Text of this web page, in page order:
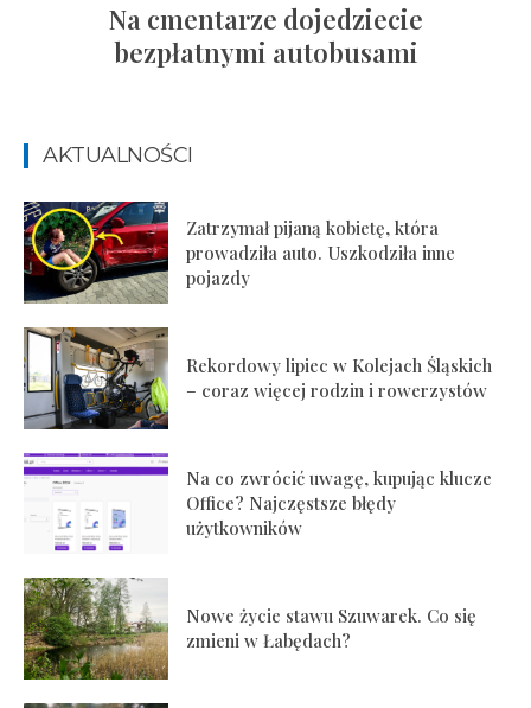
Na cmentarze dojedziecie
bezpłatnymi autobusami
AKTUALNOŚCI
Zatrzymał pijaną kobietę, która
prowadziła auto. Uszkodziła inne
pojazdy
Rekordowy lipiec w Kolejach Śląskich
– coraz więcej rodzin i rowerzystów
Na co zwrócić uwagę, kupując klucze
Office? Najczęstsze błędy
użytkowników
Nowe życie stawu Szuwarek. Co się
zmieni w Łabędach?